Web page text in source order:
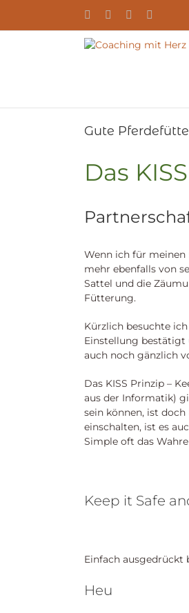
springen
YouTubeFacebookInstagram
Gute
Das
Wenn ich für meinen
mehr ebenfalls von
Sattel und die
Fütterung.
Kürzlich besuchte
Einstellung bestätigt
auch noch gänzlich
Das KISS Prinzip –
aus der Informatik)
sein können, ist
einschalten, ist es
Simple oft das
Keep it Safe
Einfach
Heu